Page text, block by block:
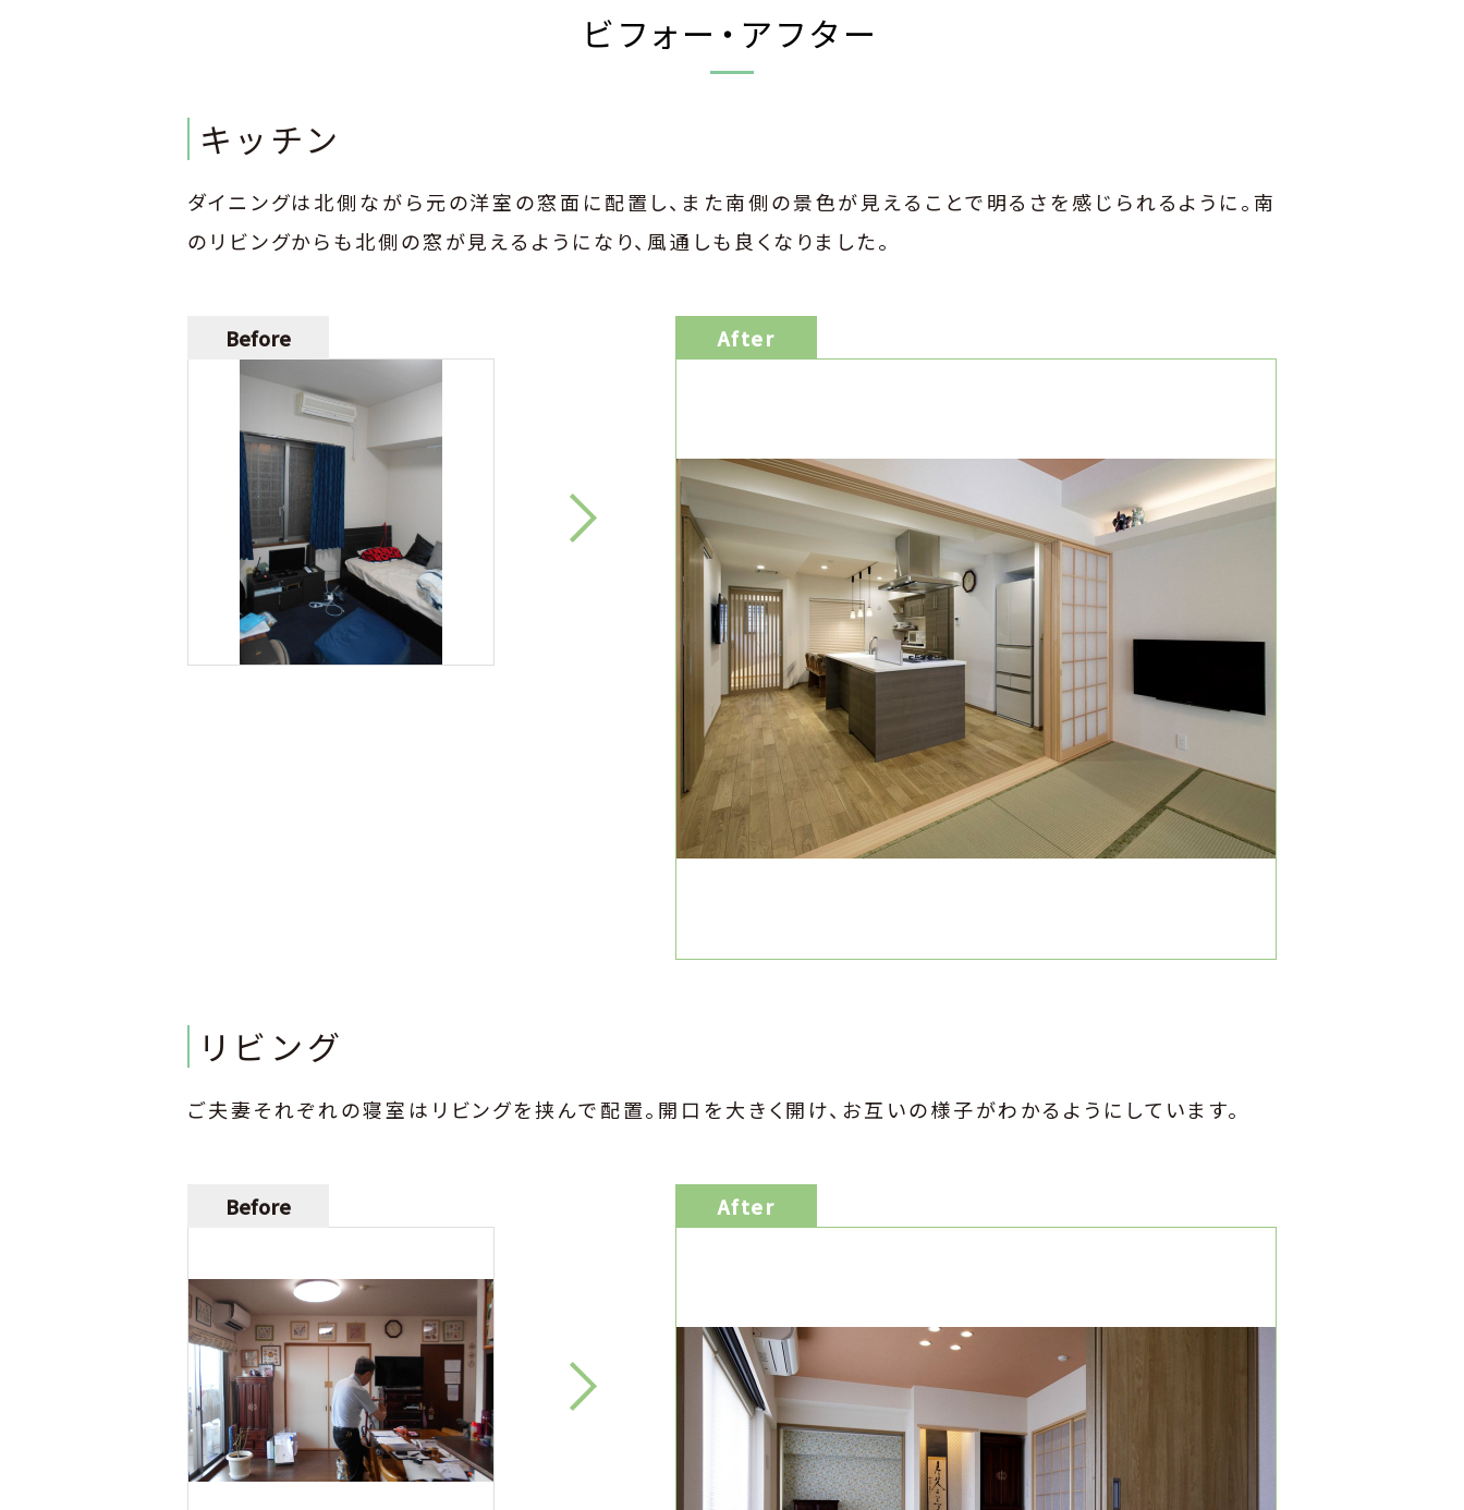
ビフォー・アフター
キッチン
ダイニングは北側ながら元の洋室の窓面に配置し、また南側の景色が見えることで明るさを感じられるように。南
のリビングからも北側の窓が見えるようになり、風通しも良くなりました。
リビング
ご夫妻それぞれの寝室はリビングを挟んで配置。開口を大きく開け、お互いの様子がわかるようにしています。